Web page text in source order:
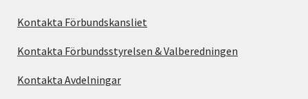
Kontakta Förbundskansliet
Kontakta Förbundsstyrelsen & Valberedningen
Kontakta Avdelningar